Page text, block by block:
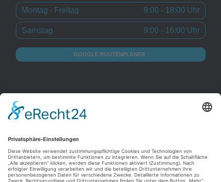
Montag - Freitag 9:00 - 18:00 Uhr
Samstag 9:00 - 16:00 Uhr
GOOGLE ROUTENPLANER
Gerrit Bender DESIGN – Websites, Grafikdesign und
Fotografie aus Köln.